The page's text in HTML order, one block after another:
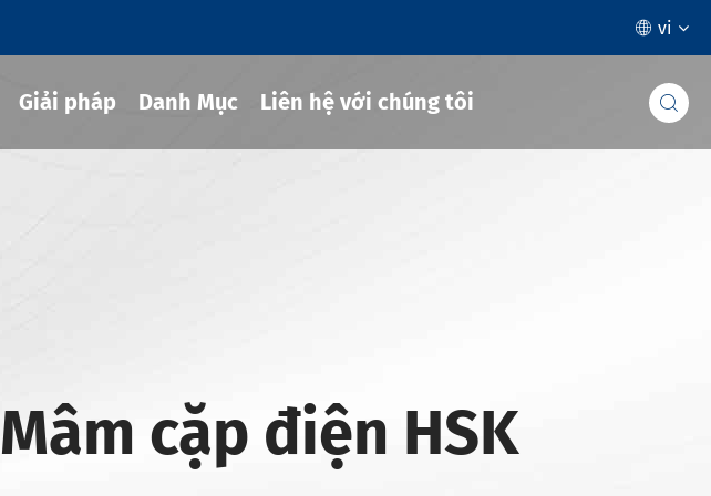
 vi
Giải pháp Danh Mục Liên hệ với chúng tôi 
Mâm cặp điện HSK